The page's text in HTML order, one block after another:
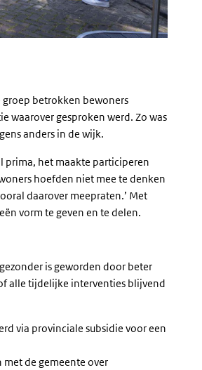
groep betrokken bewoners
waarover gesproken werd. Zo was
anders in de wijk.
prima, het maakte participeren
hoefden niet mee te denken
daarover meepraten.’ Met
vorm te geven en te delen.
is geworden door beter
alle tijdelijke interventies blijvend
via provinciale subsidie voor een
de gemeente over